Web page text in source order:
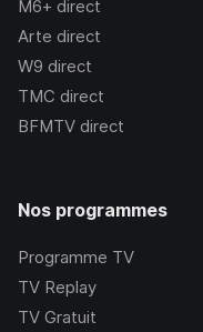
M6+ direct
Arte direct
W9 direct
TMC direct
BFMTV direct
Nos programmes
Programme TV
TV Replay
TV Gratuit